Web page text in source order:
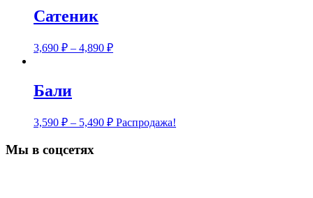
Сатеник
3,690 ₽ – 4,890 ₽
Бали
3,590 ₽ – 5,490 ₽ Распродажа!
Мы в соцсетях